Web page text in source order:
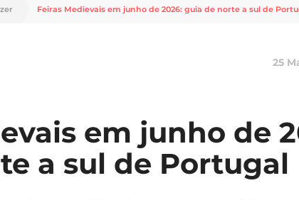
Feiras Medievais em junho de 2026: guia de norte a sul de
25
em junho de
a sul de Portugal